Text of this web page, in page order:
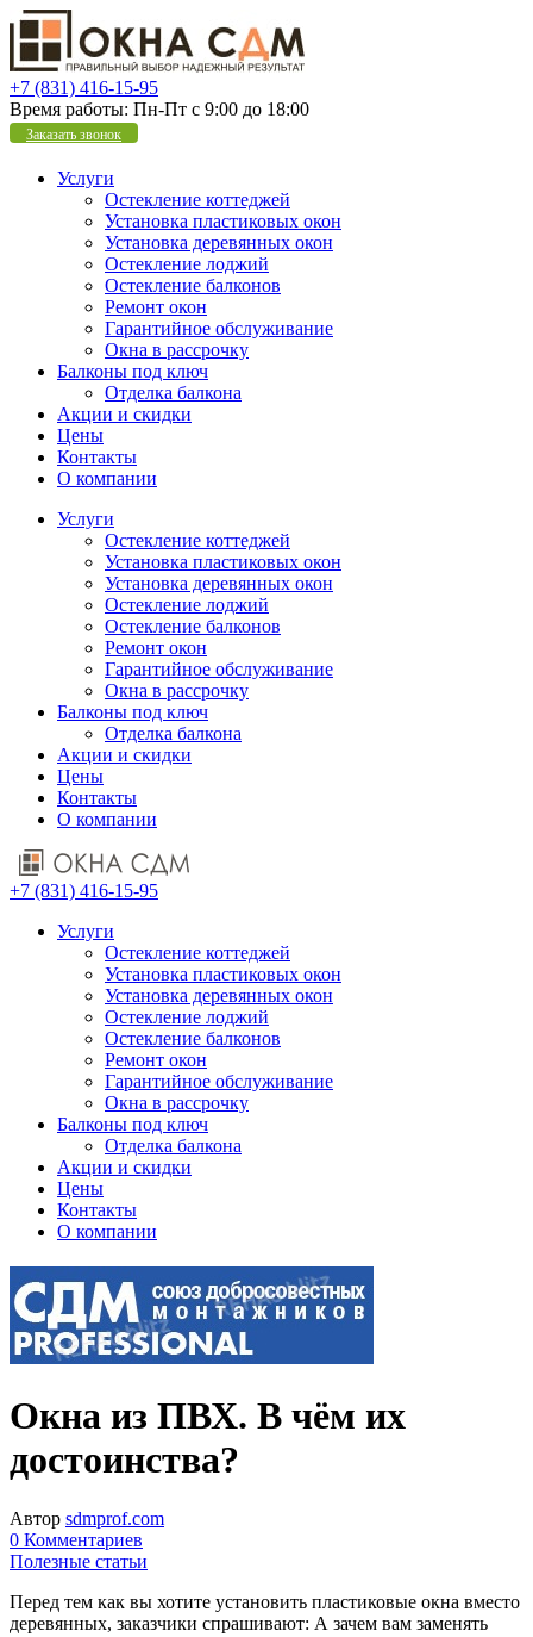
+7 (831) 416-15-95
Время работы: Пн-Пт с 9:00 до 18:00
Заказать звонок
Услуги
Остекление коттеджей
Установка пластиковых окон
Установка деревянных окон
Остекление лоджий
Остекление балконов
Ремонт окон
Гарантийное обслуживание
Окна в рассрочку
Балконы под ключ
Отделка балкона
Акции и скидки
Цены
Контакты
О компании
Услуги
Остекление коттеджей
Установка пластиковых окон
Установка деревянных окон
Остекление лоджий
Остекление балконов
Ремонт окон
Гарантийное обслуживание
Окна в рассрочку
Балконы под ключ
Отделка балкона
Акции и скидки
Цены
Контакты
О компании
+7 (831) 416-15-95
Услуги
Остекление коттеджей
Установка пластиковых окон
Установка деревянных окон
Остекление лоджий
Остекление балконов
Ремонт окон
Гарантийное обслуживание
Окна в рассрочку
Балконы под ключ
Отделка балкона
Акции и скидки
Цены
Контакты
О компании
Окна из ПВХ. В чём их
достоинства?
Автор sdmprof.com
0 Комментариев
Полезные статьи
Перед тем как вы хотите установить пластиковые окна вместо
деревянных, заказчики спрашивают: А зачем вам заменять